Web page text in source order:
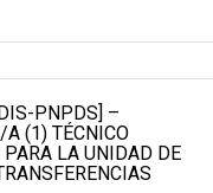
PNPDS] –
A (1) TÉCNICO
LA UNIDAD DE